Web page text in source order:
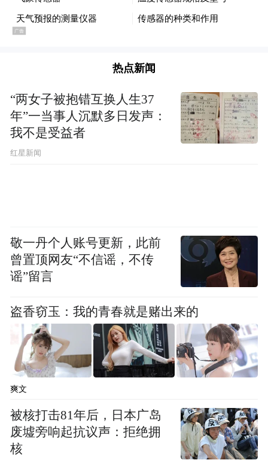
热点新闻
“两女子被抱错互换人生37
年”一当事人沉默多日发声：
我不是受益者
红星新闻
敬一丹个人账号更新，此前
曾置顶网友“不信谣，不传
谣”留言
盗香窃玉：我的青春就是赌出来的
爽文
被核打击81年后，日本广岛
废墟旁响起抗议声：拒绝拥
核